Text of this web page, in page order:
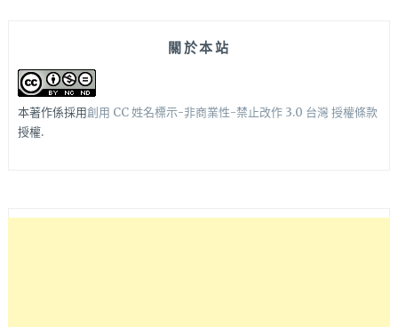
關於本站
本著作係採用創用 CC 姓名標示-非商業性-禁止改作 3.0 台灣 授權條款
授權.